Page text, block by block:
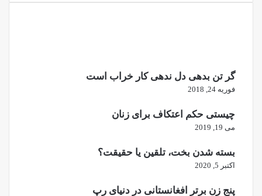
گر تن بدهی دل ندهی کار خراب است
فوریه 24, 2018
چیستی حکم اعتکاف برای زنان
می 19, 2019
بسته شدن بخت، تلقین یا حقیقت؟
اکتبر 5, 2020
پنج زن برتر افغانستانی در دنیای رپ